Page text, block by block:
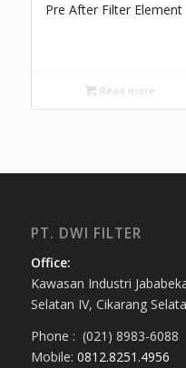
Pre After Filter Element
Read more
PT. DWI FILTER
Office:
Kawasan Industri
Selatan IV, Cikarang
Phone : (021) 8983-6088
Mobile: 0812.8251.4956